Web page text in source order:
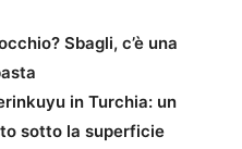
Sbagli, c’è una
in Turchia: un
sotto la superficie